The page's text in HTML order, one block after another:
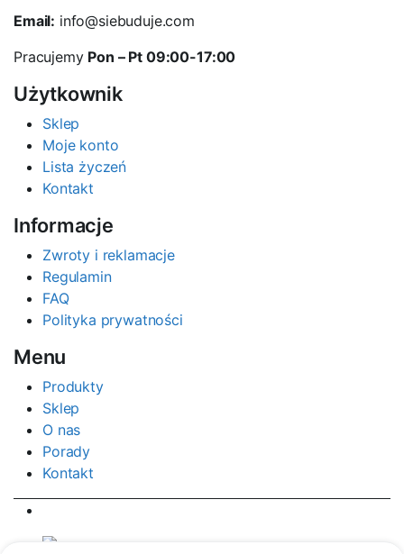
Email: info@siebuduje.com
Pracujemy Pon – Pt 09:00-17:00
Użytkownik
Sklep
Moje konto
Lista życzeń
Kontakt
Informacje
Zwroty i reklamacje
Regulamin
FAQ
Polityka prywatności
Menu
Produkty
Sklep
O nas
Porady
Kontakt